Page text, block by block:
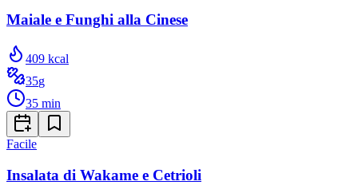
Maiale e Funghi alla Cinese
409 kcal
35g
35 min
Facile
Insalata di Wakame e Cetrioli